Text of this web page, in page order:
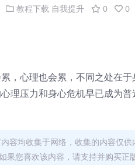
教程下载 自我提升 0 0
，心理也会累，不同之处在
理压力和身心危机早已成为
容均收集于网络，收集的内容仅
果您喜欢该内容，请支持并购买